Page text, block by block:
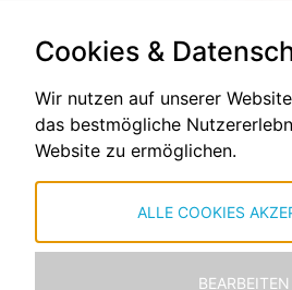
Cookies &
Wir nutzen auf unserer
das bestmögliche
Website zu ermöglichen.
ALLE COOKIES
BEARBEITEN